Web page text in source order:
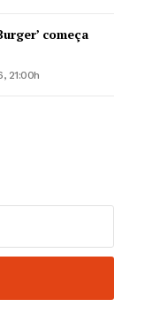
começa
21:00h